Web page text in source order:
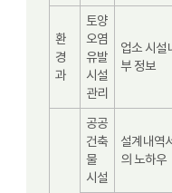
환
경
과
토양
오염
유발
시설
관리
업소 시설
부 정보
공공
건축
물
시설
설계내역
의 노하우